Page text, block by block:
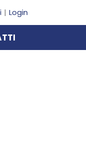
Login